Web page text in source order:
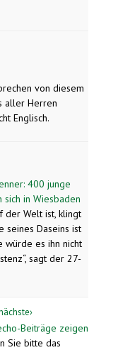
von diesem
aller Herren
Englisch.
400 junge
in Wiesbaden
der Welt ist, klingt
seines Daseins ist
würde es ihn nicht
sagt der 27-
Beiträge zeigen
Sie bitte das